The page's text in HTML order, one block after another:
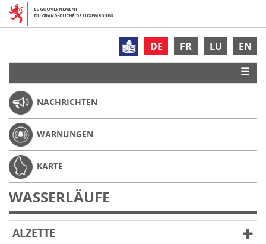
DE FR LU EN
NACHRICHTEN
WARNUNGEN
KARTE
WASSERLÄUFE
ALZETTE